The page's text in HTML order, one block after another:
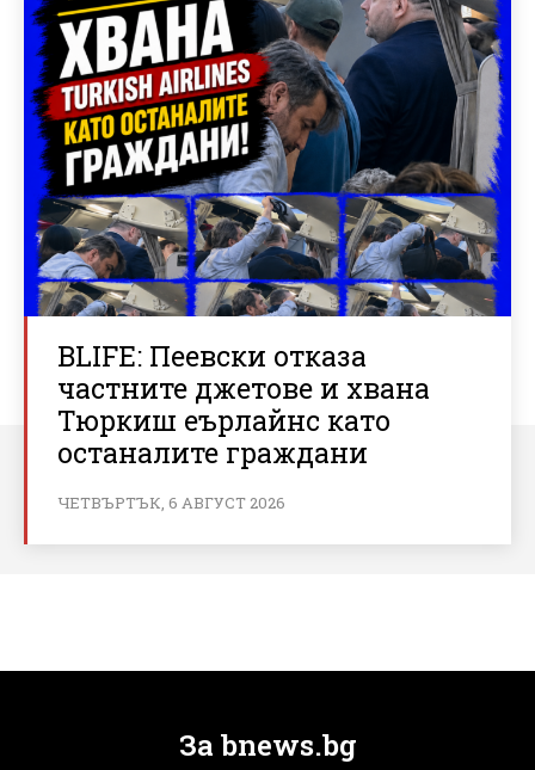
BLIFE: Пеевски отказа
частните джетове и хвана
Тюркиш еърлайнс като
останалите граждани
ЧЕТВЪРТЪК, 6 АВГУСТ 2026
За bnews.bg